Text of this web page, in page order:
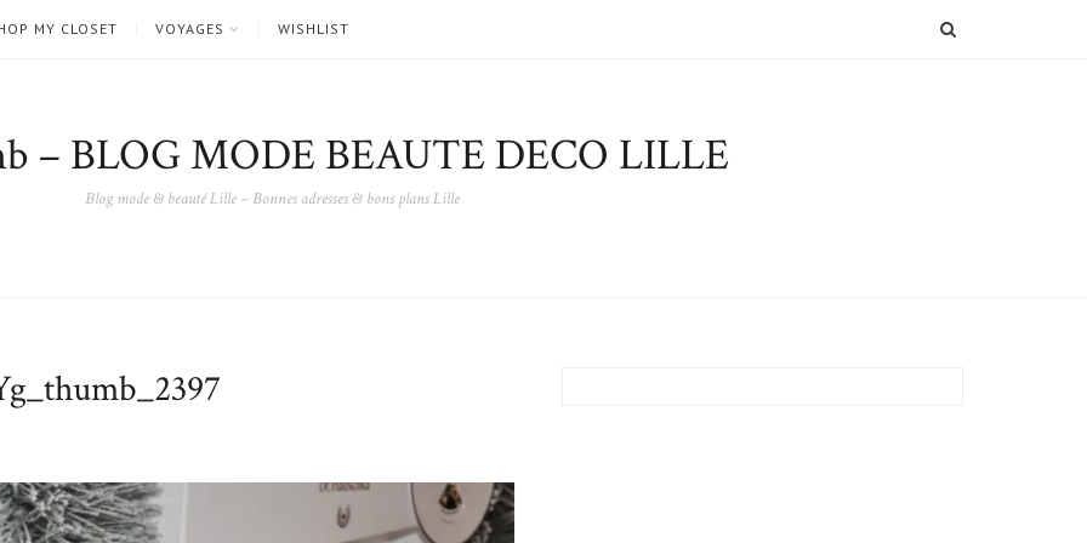
MY CLOSET VOYAGES WISHLIST
– BLOG MODE BEAUTE DECO LILLE
Blog mode & beauté Lille – Bonnes adresses & bons plans Lille